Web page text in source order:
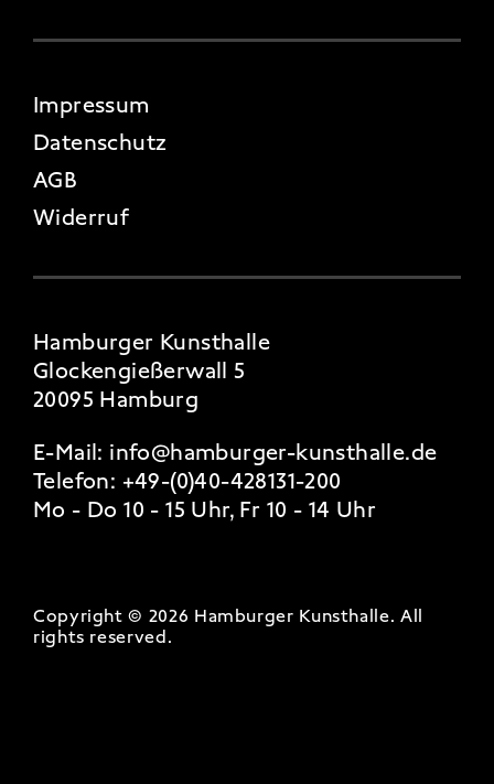
FOOTER 4
Impressum
Datenschutz
AGB
Widerruf
Hamburger Kunsthalle
Glockengießerwall 5
20095 Hamburg
E-Mail: info@hamburger-kunsthalle.de
Telefon: +49-(0)40-428131-200
Mo - Do 10 - 15 Uhr, Fr 10 - 14 Uhr
Copyright © 2026 Hamburger Kunsthalle. All
rights reserved.